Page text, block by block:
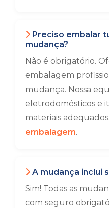
Preciso embalar
mudança?
Não é obrigatório.
embalagem
mudança. Nossa
eletrodomésticos e
materiais adequados.
embalagem.
A mudança inclui
Sim! Todas as
com seguro